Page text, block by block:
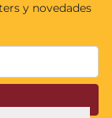
y novedades